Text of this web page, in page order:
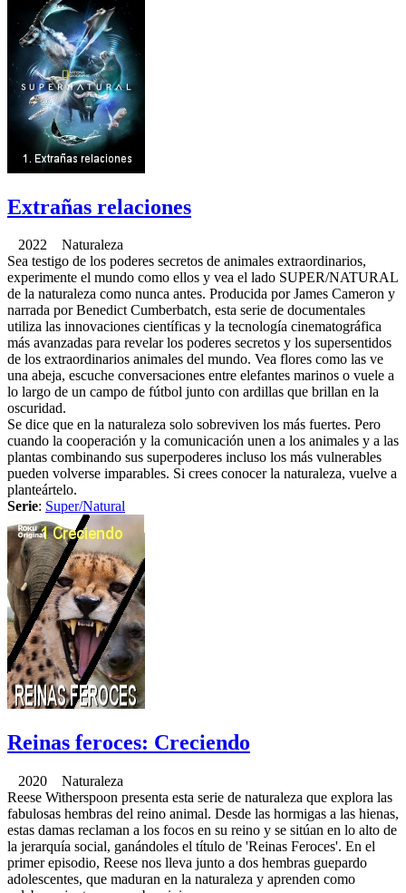
Extrañas relaciones
2022 Naturaleza
Sea testigo de los poderes secretos de animales extraordinarios,
experimente el mundo como ellos y vea el lado SUPER/NATURAL
de la naturaleza como nunca antes. Producida por James Cameron y
narrada por Benedict Cumberbatch, esta serie de documentales
utiliza las innovaciones científicas y la tecnología cinematográfica
más avanzadas para revelar los poderes secretos y los supersentidos
de los extraordinarios animales del mundo. Vea flores como las ve
una abeja, escuche conversaciones entre elefantes marinos o vuele a
lo largo de un campo de fútbol junto con ardillas que brillan en la
oscuridad.
Se dice que en la naturaleza solo sobreviven los más fuertes. Pero
cuando la cooperación y la comunicación unen a los animales y a las
plantas combinando sus superpoderes incluso los más vulnerables
pueden volverse imparables. Si crees conocer la naturaleza, vuelve a
planteártelo.
Serie: Super/Natural
Reinas feroces: Creciendo
2020 Naturaleza
Reese Witherspoon presenta esta serie de naturaleza que explora las
fabulosas hembras del reino animal. Desde las hormigas a las hienas,
estas damas reclaman a los focos en su reino y se sitúan en lo alto de
la jerarquía social, ganándoles el título de 'Reinas Feroces'. En el
primer episodio, Reese nos lleva junto a dos hembras guepardo
adolescentes, que maduran en la naturaleza y aprenden como